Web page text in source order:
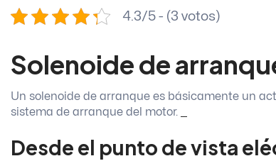
4.3/5 - (3 votos)
Solenoide de
Un solenoide de arranque es básicamente un
sistema de arranque del motor.
Desde el punto de vista